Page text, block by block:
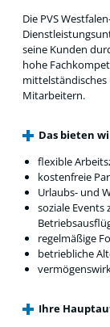
Die PVS
seine Kunden
hohe
Mitarbeitern.
Das bieten
flexible
kostenfreie
Urlaubs- und
soziale Events
regelmäßige
betriebliche
Ihre